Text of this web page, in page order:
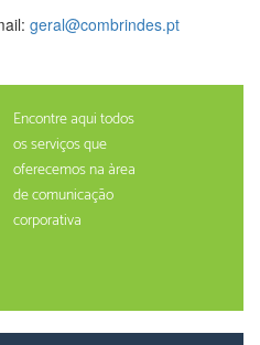
geral@combrindes.pt
Encontre aqui todos
os serviços que
oferecemos na àrea
de comunicação
corporativa